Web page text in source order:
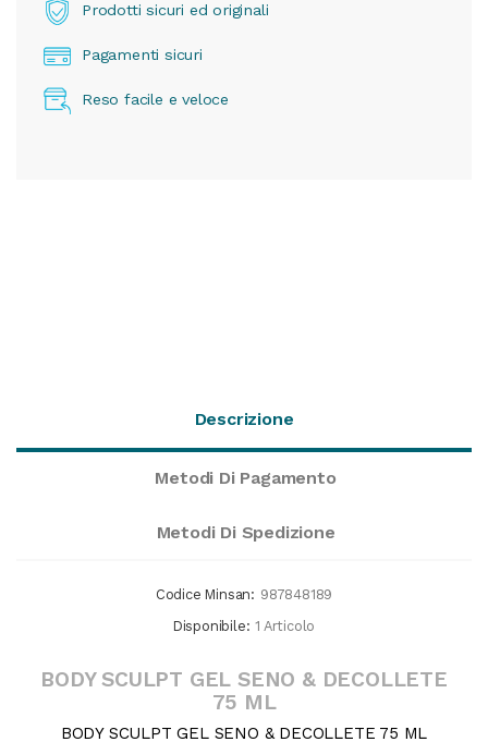
Prodotti sicuri ed originali
Pagamenti sicuri
Reso facile e veloce
Descrizione
Metodi Di Pagamento
Metodi Di Spedizione
Codice Minsan: 987848189
Disponibile: 1 Articolo
BODY SCULPT GEL SENO & DECOLLETE
75 ML
BODY SCULPT GEL SENO & DECOLLETE 75 ML